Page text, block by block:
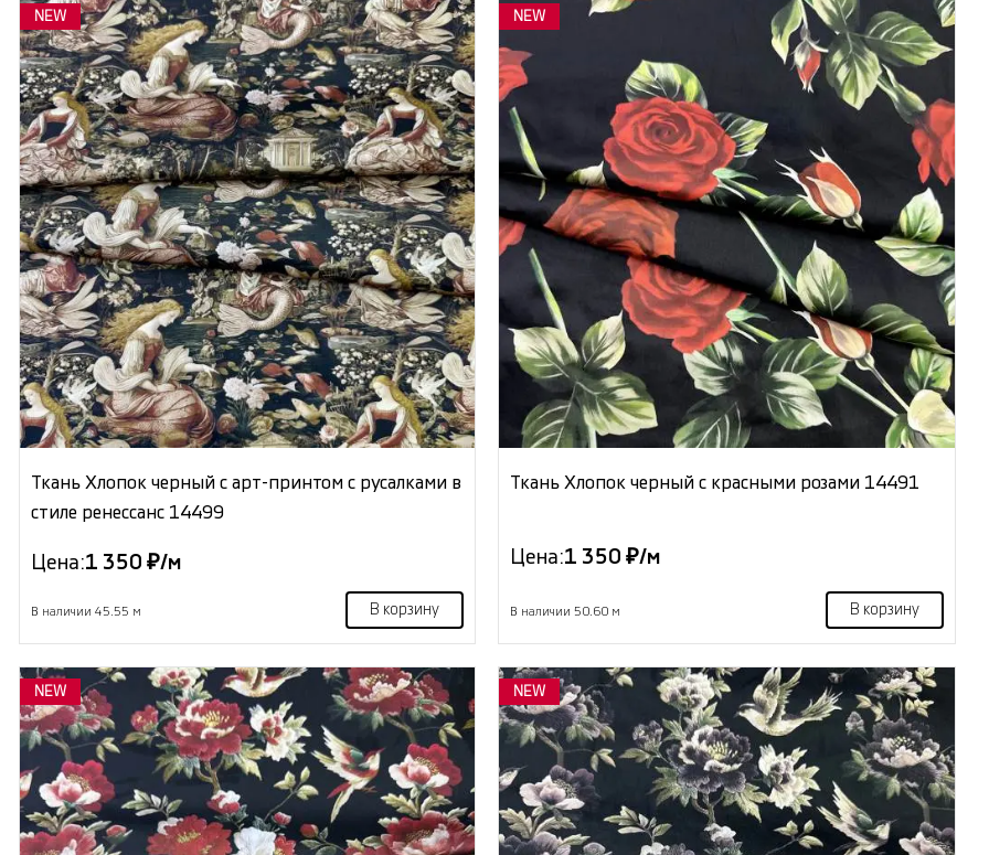
NEW
Ткань Хлопок черный с арт-принтом с русалками в
стиле ренессанс 14499
Цена:1 350 ₽/м
В наличии 45.55 м В корзину
NEW
Ткань Хлопок черный с красными розами 14491
Цена:1 350 ₽/м
В наличии 50.60 м В корзину
NEW NEW